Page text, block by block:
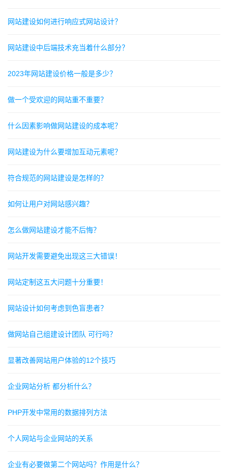
网站建设如何进行响应式网站设计？
网站建设中后端技术充当着什么部分？
2023年网站建设价格一般是多少？
做一个受欢迎的网站重不重要？
什么因素影响做网站建设的成本呢？
网站建设为什么要增加互动元素呢？
符合规范的网站建设是怎样的？
如何让用户对网站感兴趣？
怎么做网站建设才能不后悔？
网站开发需要避免出现这三大错误！
网站定制这五大问题十分重要！
网站设计如何考虑到色盲患者？
做网站自己组建设计团队 可行吗？
显著改善网站用户体验的12个技巧
企业网站分析 都分析什么？
PHP开发中常用的数据排列方法
个人网站与企业网站的关系
企业有必要做第二个网站吗？作用是什么？